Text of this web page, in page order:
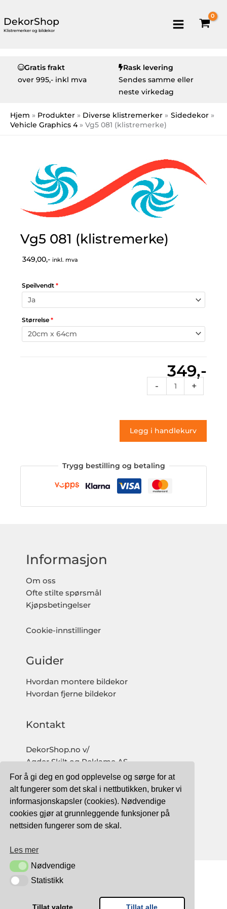
For å gi deg en god opplevelse og sørge for at
alt fungerer som det skal i nettbutikken, bruker vi
informasjonskapsler (cookies). Nødvendige
cookies gjør at grunnleggende funksjoner på
nettsiden fungerer som de skal.
Les mer
NødvendigeNødvendige
StatistikkStatistikk
Tillat valgte Tillat alle
DekorShop
Klistremerker og bildekor
Gratis frakt
over 995,- inkl mva
Rask levering
Sendes samme eller
neste virkedag
Hjem Produkter Diverse klistremerker
Sidedekor
Vehicle Graphics 4
Vg5 081 (klistremerke)
Vg5 081 (klistremerke)
349,00,- inkl. mva
Speilvendt *
Størrelse *
349,-
-
081
antall
+
Legg i handlekurv
Trygg bestilling og betaling
Informasjon
Om oss
Ofte stilte spørsmål
Kjøpsbetingelser
Cookie-innstillinger
Guider
Hvordan montere bildekor
Hvordan fjerne bildekor
Kontakt
DekorShop.no v/
Agder Skilt og Reklame AS
Org. nr: 997 633 016 MVA
salg@dekorshop.no
Tlf: 959 32 123
09.00 - 16.00
TRYGG BETALING MED: